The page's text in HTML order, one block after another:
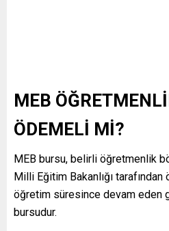
MEB
ÖDEMELİ Mİ?
MEB bursu, belirli öğretmenlik
Milli Eğitim Bakanlığı
öğretim süresince devam eden
bursudur.